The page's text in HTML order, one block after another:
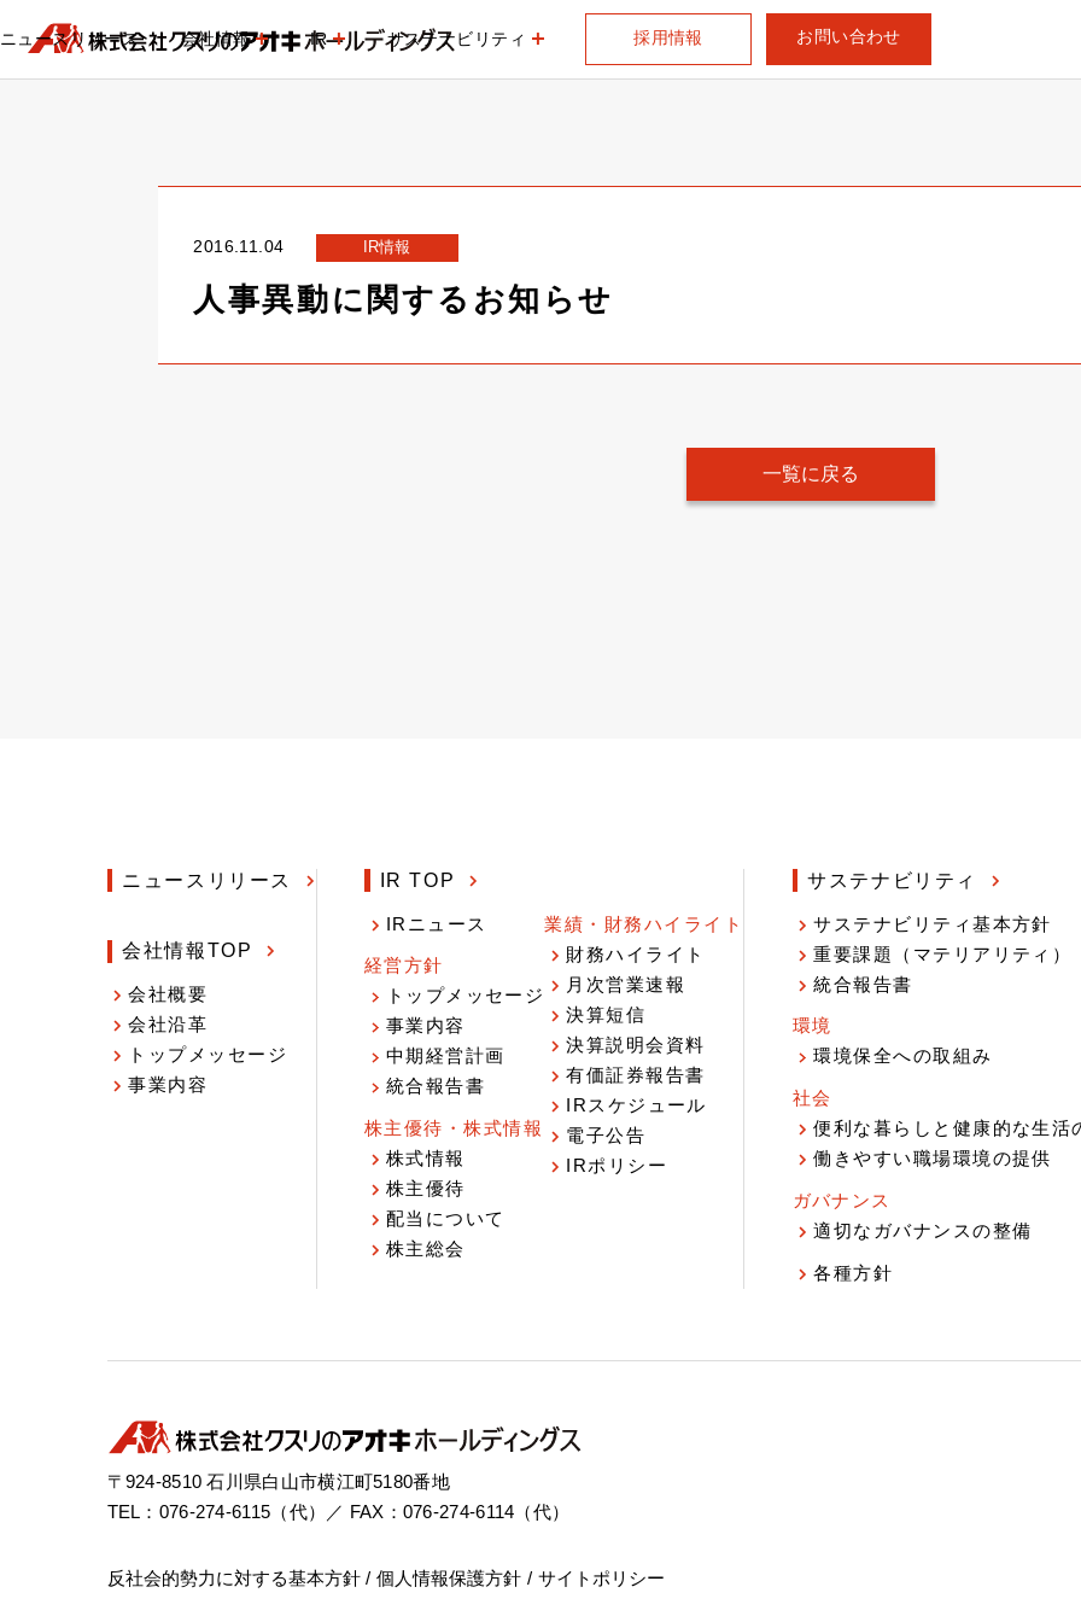
ニュースリリース 会社情報 IR サステナビリティ 採用情報 お問い合わせ
2016.11.04 IR情報
人事異動に関するお知らせ
一覧に戻る
ニュースリリース
会社情報TOP
会社概要
会社沿革
トップメッセージ
事業内容
IR TOP
IRニュース
経営方針
トップメッセージ
事業内容
中期経営計画
統合報告書
株主優待・株式情報
株式情報
株主優待
配当について
株主総会
業績・財務ハイライト
財務ハイライト
月次営業速報
決算短信
決算説明会資料
有価証券報告書
IRスケジュール
電子公告
IRポリシー
サステナビリティ
サステナビリティ基本方針
重要課題（マテリアリティ）
統合報告書
環境
環境保全への取組み
社会
便利な暮らしと健康的な生活
働きやすい職場環境の提供
ガバナンス
適切なガバナンスの整備
各種方針
〒924-8510 石川県白山市横江町5180番地
TEL：076-274-6115（代）／ FAX：076-274-6114（代）
反社会的勢力に対する基本方針 個人情報保護方針 サイトポリシー